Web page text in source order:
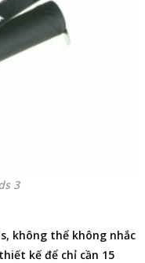
3
không thể không nhắc
kế để chỉ cần 15